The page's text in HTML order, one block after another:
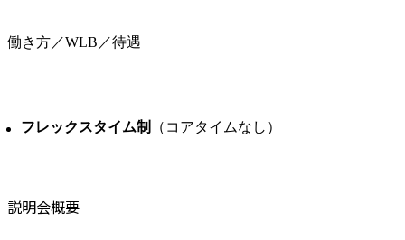
働き方／WLB／待遇
フレックスタイム制 （コアタイムなし）
説明会概要